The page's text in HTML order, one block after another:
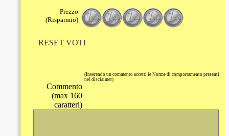
Prezzo
(Risparmio)
RESET VOTI
(Inserendo un commento accetti le Norme di comportamento presenti
nel disclaimer)
Commento
(max 160
caratteri)